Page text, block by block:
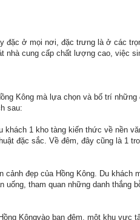
đặc ở mọi nơi, đặc trưng là ở các
nhà cung cấp chất lượng cao, việc
Kông mà lựa chọn và bố trí những
sau:
khách 1 kho tàng kiến thức về nền
đặc sắc. Về đêm, đây cũng là 1
đẹp của Hồng Kông. Du khách
uống, tham quan những danh thắng
Kôngvào ban đêm. một khu vực